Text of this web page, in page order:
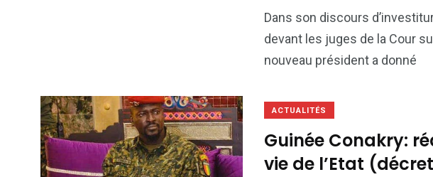
Dans son discours
devant les juges de la Cour
nouveau président a donné
ACTUALITÉS
Guinée Conakry:
vie de l’Etat